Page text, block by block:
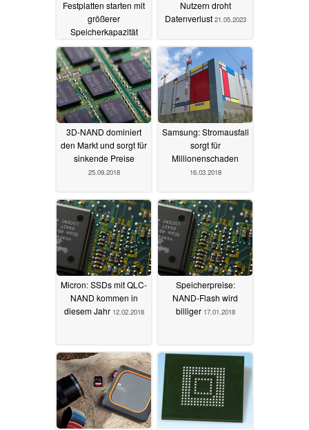
Festplatten starten mit
größerer
Speicherkapazität
16.05.2024
Nutzern droht
Datenverlust 21.05.2023
3D-NAND dominiert
den Markt und sorgt für
sinkende Preise
25.09.2018
Samsung: Stromausfall
sorgt für
Millionenschaden
16.03.2018
Micron: SSDs mit QLC-
NAND kommen in
diesem Jahr 12.02.2018
Speicherpreise:
NAND-Flash wird
billiger 17.01.2018